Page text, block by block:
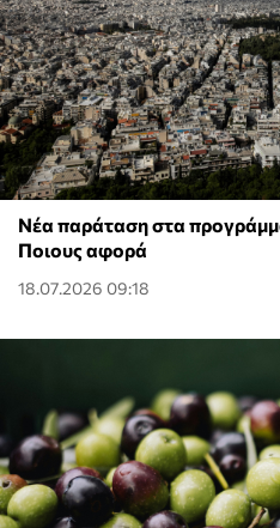
Νέα παράταση στα
Ποιους αφορά
18.07.2026 09:18